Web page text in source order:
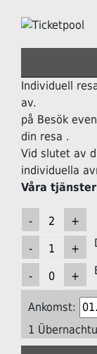
Individuell
av.
på Besök
din resa .
Vid slutet av
individuella
Våra tjänster
Ankomst:
1